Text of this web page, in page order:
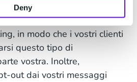
Deny
pertinente.
ottenere un opt-in per i
in modo che i vostri clienti
questo tipo di
vostra. Inoltre,
out dai vostri messaggi